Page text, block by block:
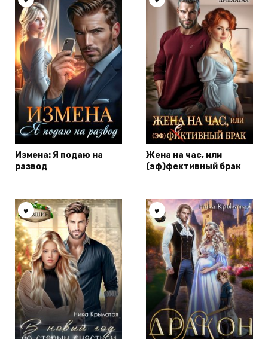
Измена: Я подаю на
развод
Жена на час, или
(эф)фективный брак